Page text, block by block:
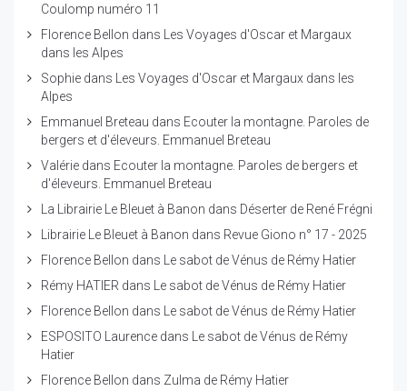
Coulomp numéro 11
Florence Bellon dans
Les Voyages d'Oscar et Margaux
dans les Alpes
Sophie dans
Les Voyages d'Oscar et Margaux dans les
Alpes
Emmanuel Breteau dans Ecouter la montagne. Paroles de
bergers et d'éleveurs. Emmanuel Breteau
Valérie dans Ecouter la montagne. Paroles de bergers et
d'éleveurs. Emmanuel Breteau
La Librairie Le Bleuet à Banon dans Déserter de René Frégni
Librairie Le Bleuet à Banon dans Revue Giono n° 17 - 2025
Florence Bellon dans
Le sabot de Vénus de Rémy Hatier
Rémy HATIER dans
Le sabot de Vénus de Rémy Hatier
Florence Bellon dans
Le sabot de Vénus de Rémy Hatier
ESPOSITO Laurence dans
Le sabot de Vénus de Rémy
Hatier
Florence Bellon dans Zulma de Rémy Hatier